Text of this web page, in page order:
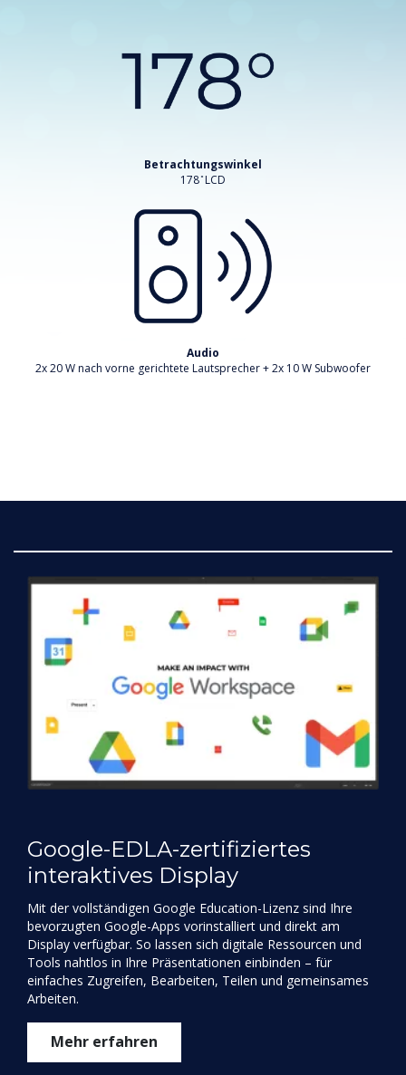
Betrachtungswinkel
178 ̊ LCD
Audio
2x 20 W nach vorne gerichtete Lautsprecher + 2x 10 W Subwoofer
Google-EDLA-zertifiziertes
interaktives Display
Mit der vollständigen Google Education-Lizenz sind Ihre
bevorzugten Google-Apps vorinstalliert und direkt am
Display verfügbar. So lassen sich digitale Ressourcen und
Tools nahtlos in Ihre Präsentationen einbinden – für
einfaches Zugreifen, Bearbeiten, Teilen und gemeinsames
Arbeiten.
Mehr erfahren